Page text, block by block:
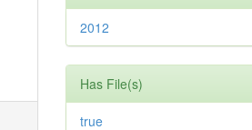
2012
Has File(s)
true